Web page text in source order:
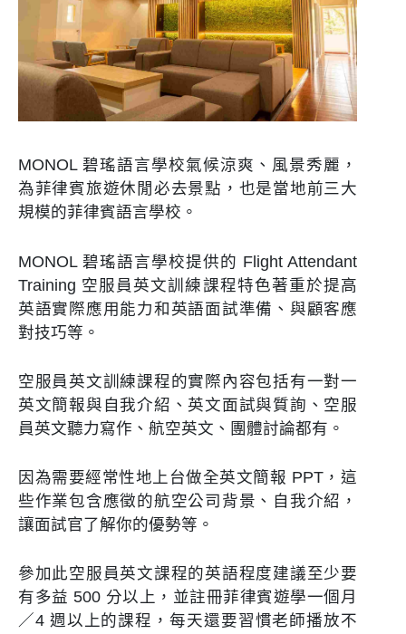
MONOL 碧瑤語言學校氣候涼爽、風景秀麗，
為菲律賓旅遊休閒必去景點，也是當地前三大
規模的菲律賓語言學校。
MONOL 碧瑤語言學校提供的 Flight Attendant
Training 空服員英文訓練課程特色著重於提高
英語實際應用能力和英語面試準備、與顧客應
對技巧等。
空服員英文訓練課程的實際內容包括有一對一
英文簡報與自我介紹、英文面試與質詢、空服
員英文聽力寫作、航空英文、團體討論都有。
因為需要經常性地上台做全英文簡報 PPT，這
些作業包含應徵的航空公司背景、自我介紹，
讓面試官了解你的優勢等。
參加此空服員英文課程的英語程度建議至少要
有多益 500 分以上，並註冊菲律賓遊學一個月
／4 週以上的課程，每天還要習慣老師播放不